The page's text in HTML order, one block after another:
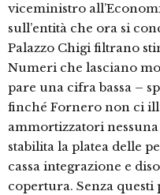
viceministro
sull’entità che ora si
Palazzo Chigi filtrano
Numeri che lasciano
pare una cifra bassa –
finché Fornero non ci
ammortizzatori nessuna
stabilita la platea delle
cassa integrazione e
copertura. Senza